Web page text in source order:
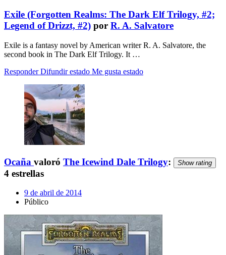
Exile (Forgotten Realms: The Dark Elf Trilogy, #2;
Legend of Drizzt, #2) por R. A. Salvatore
Exile is a fantasy novel by American writer R. A. Salvatore, the
second book in The Dark Elf Trilogy. It …
Responder Difundir estado Me gusta estado
Ocaña valoró The Icewind Dale Trilogy: Show rating
4 estrellas
9 de abril de 2014
Público